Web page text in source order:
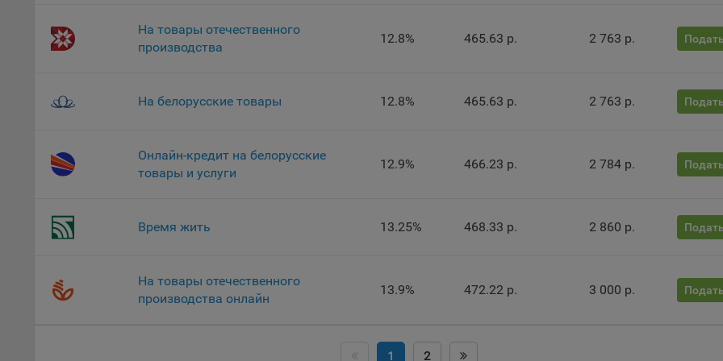
персональных данных может удалить ранее сохраненные файлов cookie
ссылкам, ведущим на соответствующие страницы сайтов основных
Microsoft Edge
16. Пользователь всегда может направить сообщение с имеющимся у него
вопросом, в части использования файлов сookie, на электронную почту
Аналитические Cookie
На товары отечественного
производства
12.8% 465.63 р. 2 763 р.
На белорусские товары 12.8% 465.63 р. 2 763 р.
Онлайн-кредит на белорусские
товары и услуги
12.9% 466.23 р. 2 784 р.
Время жить 13.25% 468.33 р. 2 860 р.
На товары отечественного
производства онлайн
13.9% 472.22 р. 3 000 р.
1 2